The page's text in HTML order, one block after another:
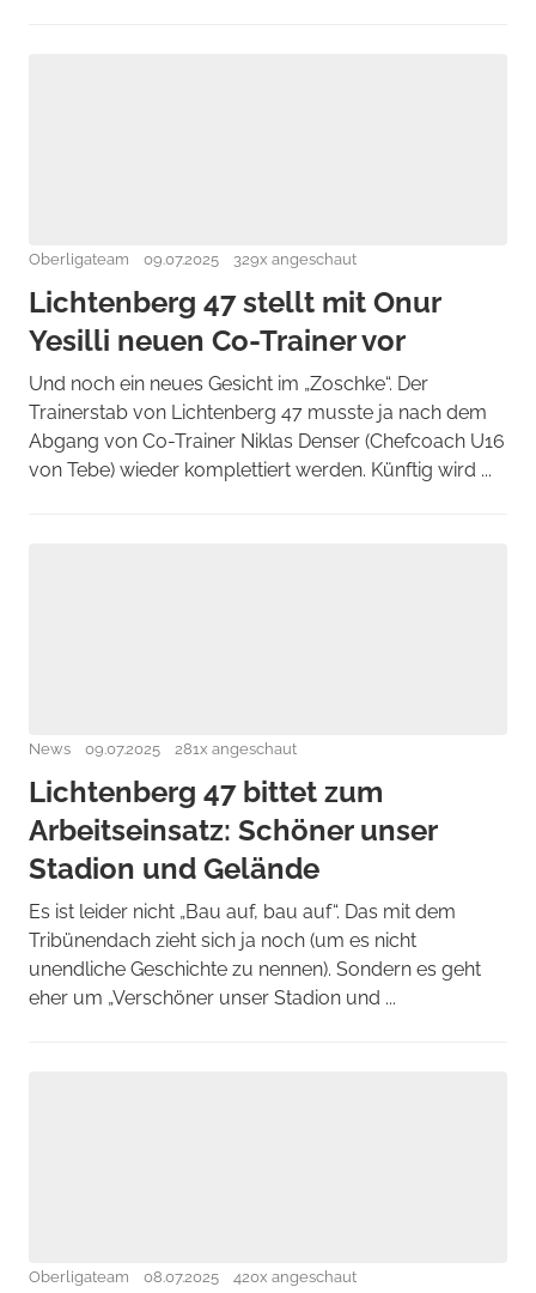
Oberligateam 09.07.2025 329x angeschaut
Lichtenberg 47 stellt mit Onur
Yesilli neuen Co-Trainer vor
Und noch ein neues Gesicht im „Zoschke“. Der
Trainerstab von Lichtenberg 47 musste ja nach dem
Abgang von Co-Trainer Niklas Denser (Chefcoach U16
von Tebe) wieder komplettiert werden. Künftig wird ...
News 09.07.2025 281x angeschaut
Lichtenberg 47 bittet zum
Arbeitseinsatz: Schöner unser
Stadion und Gelände
Es ist leider nicht „Bau auf, bau auf“. Das mit dem
Tribünendach zieht sich ja noch (um es nicht
unendliche Geschichte zu nennen). Sondern es geht
eher um „Verschöner unser Stadion und ...
Oberligateam 08.07.2025 420x angeschaut